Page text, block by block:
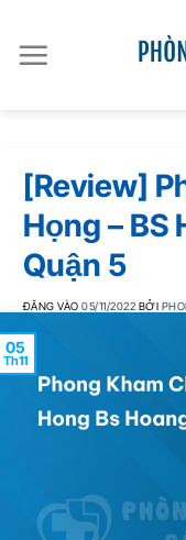
qua
nội
[Review]
Họng – BS
Quận 5
ĐĂNG VÀO05/11/2022 BỞI
05
Th11